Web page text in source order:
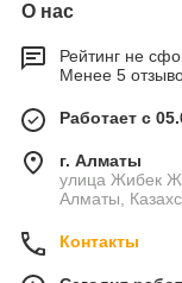
О нас
Рейтинг не
Менее 5
Работает с
г. Алматы
улица Жибек
Алматы,
Контакты